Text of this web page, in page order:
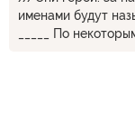
именами будут
_____ По
что кроме самых